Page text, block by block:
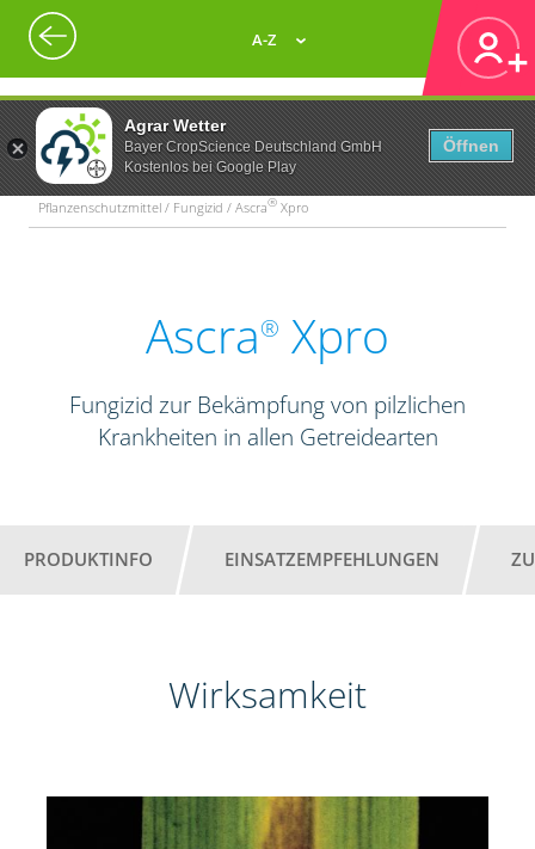
Agrar Wetter
Bayer CropScience Deutschland GmbH
Kostenlos bei Google Play
Öffnen
A-Z
Pflanzenschutzmittel / Fungizid / Ascra® Xpro
Ascra® Xpro
Fungizid zur Bekämpfung von pilzlichen
Krankheiten in allen Getreidearten
PRODUKTINFO EINSATZEMPFEHLUNGEN
Wirksamkeit